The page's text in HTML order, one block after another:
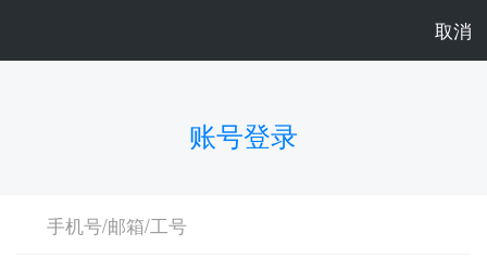
取消
账号登录